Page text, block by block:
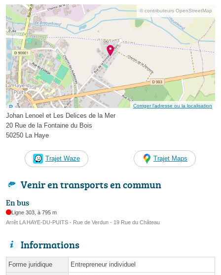
© contributeurs OpenStreetMap
Corriger l’adresse ou la localisation
Johan Lenoel et Les Delices de la Mer
20 Rue de la Fontaine du Bois
50250 La Haye
Trajet Waze Trajet Maps
Venir en transports en commun
En bus
Ligne 303, à 795 m
Arrêt LA HAYE-DU-PUITS - Rue de Verdun - 19 Rue du Château
Informations
Forme juridique Entrepreneur individuel